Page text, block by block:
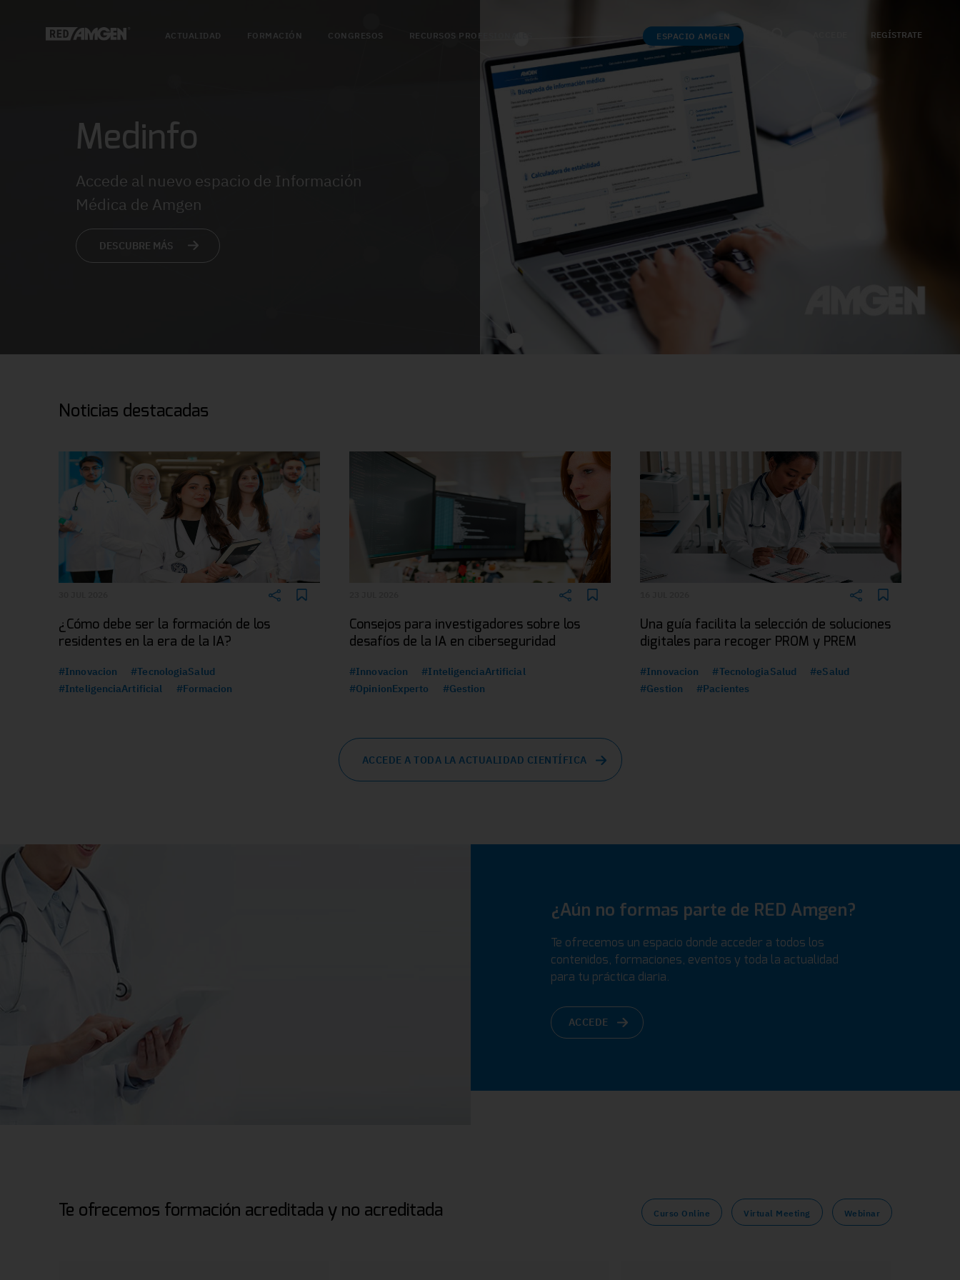
ACTUALIDAD FORMACIÓN CONGRESOS RECURSOS PROFESIONALES ESPACIO AMGEN REGÍSTRATE
Medinfo
Accede al nuevo espacio de Información
Médica de Amgen
DESCUBRE MÁS
Noticias destacadas
¿Cómo debe ser la formación de los
residentes en la era de la IA?
#Innovacion
#TecnologiaSalud
#InteligenciaArtificial
#Formacion
Consejos para investigadores sobre los
desafíos de la IA en ciberseguridad
#Innovacion
#InteligenciaArtificial
#OpinionExperto
#Gestion
Una guía facilita la selección de soluciones
digitales para recoger PROM y PREM
#Innovacion #TecnologiaSalud
#eSalud
#Gestion
#Pacientes
ACCEDE A TODA LA ACTUALIDAD CIENTÍFICA
¿Aún no formas parte de RED Amgen?
Te ofrecemos un espacio donde acceder a todos los
contenidos, formaciones, eventos y toda la actualidad
para tu práctica diaria.
ACCEDE
Te ofrecemos formación acreditada y no acreditada Curso Online Virtual Meeting Webinar